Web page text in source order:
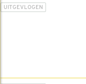
UITGEVLOGEN